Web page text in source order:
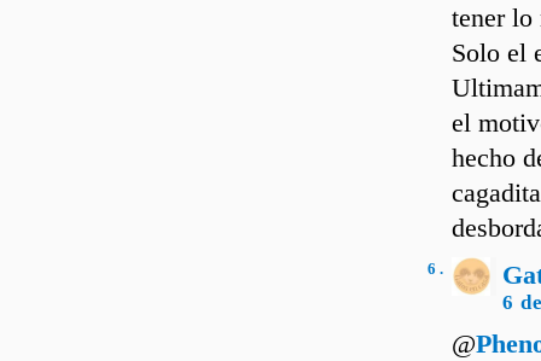
tener lo
Solo el
el
hecho
6 .
6
@